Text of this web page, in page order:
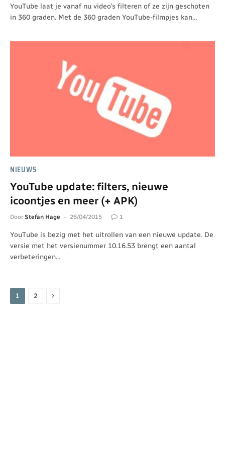
YouTube laat je vanaf nu video’s filteren of ze zijn geschoten
in 360 graden. Met de 360 graden YouTube-filmpjes kan…
NIEUWS
YouTube update: filters, nieuwe
icoontjes en meer (+ APK)
Door Stefan Hage 26/04/2015 1
YouTube is bezig met het uitrollen van een nieuwe update. De
versie met het versienummer 10.16.53 brengt een aantal
verbeteringen…
1 2 Volgende